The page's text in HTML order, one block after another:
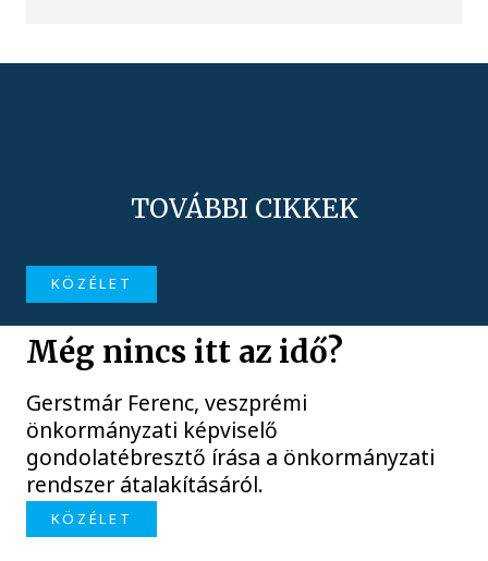
TOVÁBBI CIKKEK
KÖZÉLET
Még nincs itt az idő?
Gerstmár Ferenc, veszprémi
önkormányzati képviselő
gondolatébresztő írása a önkormányzati
rendszer átalakításáról.
KÖZÉLET